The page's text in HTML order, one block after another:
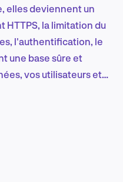
elles deviennent un
HTTPS, la limitation du
l'authentification, le
une base sûre et
vos utilisateurs et